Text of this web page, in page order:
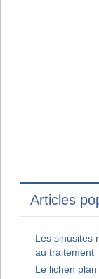
Articles
Les sinusites
au traitement
Le lichen